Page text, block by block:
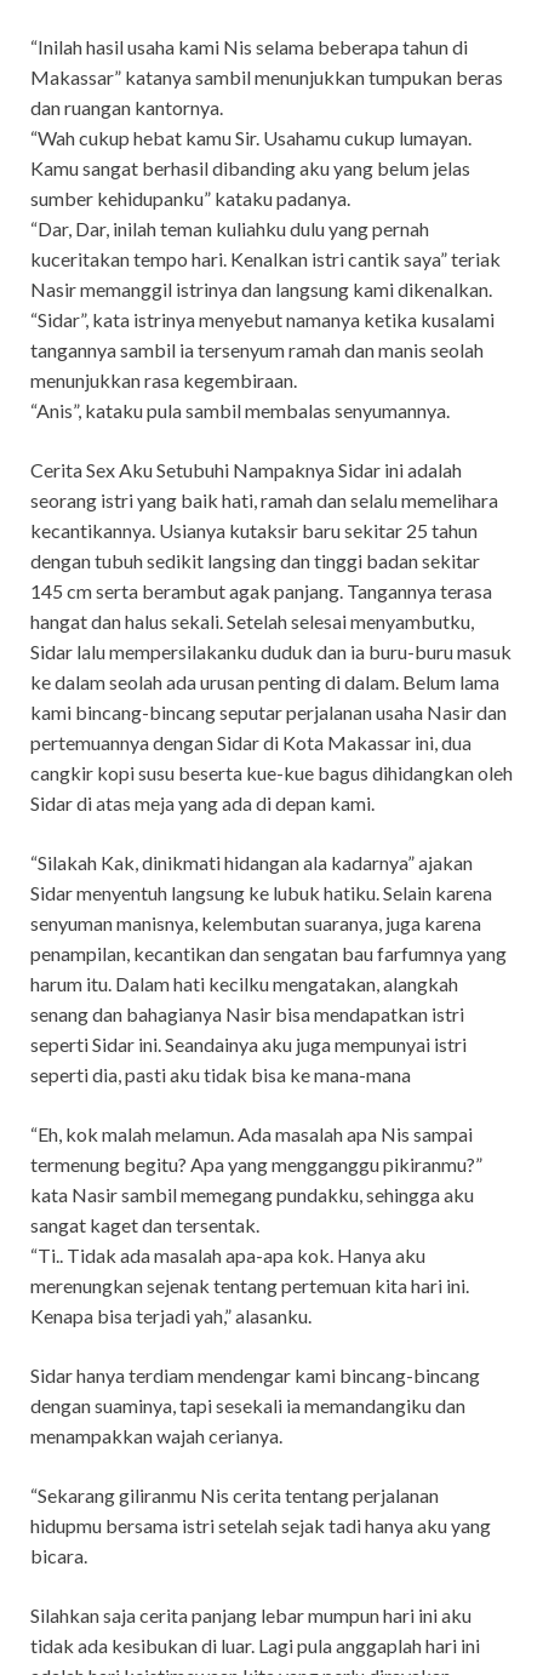
“Inilah hasil usaha kami Nis selama beberapa tahun di
Makassar” katanya sambil menunjukkan tumpukan beras
dan ruangan kantornya.
“Wah cukup hebat kamu Sir. Usahamu cukup lumayan.
Kamu sangat berhasil dibanding aku yang belum jelas
sumber kehidupanku” kataku padanya.
“Dar, Dar, inilah teman kuliahku dulu yang pernah
kuceritakan tempo hari. Kenalkan istri cantik saya” teriak
Nasir memanggil istrinya dan langsung kami dikenalkan.
“Sidar”, kata istrinya menyebut namanya ketika kusalami
tangannya sambil ia tersenyum ramah dan manis seolah
menunjukkan rasa kegembiraan.
“Anis”, kataku pula sambil membalas senyumannya.
Cerita Sex Aku Setubuhi Nampaknya Sidar ini adalah
seorang istri yang baik hati, ramah dan selalu memelihara
kecantikannya. Usianya kutaksir baru sekitar 25 tahun
dengan tubuh sedikit langsing dan tinggi badan sekitar
145 cm serta berambut agak panjang. Tangannya terasa
hangat dan halus sekali. Setelah selesai menyambutku,
Sidar lalu mempersilakanku duduk dan ia buru-buru masuk
ke dalam seolah ada urusan penting di dalam. Belum lama
kami bincang-bincang seputar perjalanan usaha Nasir dan
pertemuannya dengan Sidar di Kota Makassar ini, dua
cangkir kopi susu beserta kue-kue bagus dihidangkan oleh
Sidar di atas meja yang ada di depan kami.
“Silakah Kak, dinikmati hidangan ala kadarnya” ajakan
Sidar menyentuh langsung ke lubuk hatiku. Selain karena
senyuman manisnya, kelembutan suaranya, juga karena
penampilan, kecantikan dan sengatan bau farfumnya yang
harum itu. Dalam hati kecilku mengatakan, alangkah
senang dan bahagianya Nasir bisa mendapatkan istri
seperti Sidar ini. Seandainya aku juga mempunyai istri
seperti dia, pasti aku tidak bisa ke mana-mana
“Eh, kok malah melamun. Ada masalah apa Nis sampai
termenung begitu? Apa yang mengganggu pikiranmu?”
kata Nasir sambil memegang pundakku, sehingga aku
sangat kaget dan tersentak.
“Ti.. Tidak ada masalah apa-apa kok. Hanya aku
merenungkan sejenak tentang pertemuan kita hari ini.
Kenapa bisa terjadi yah,” alasanku.
Sidar hanya terdiam mendengar kami bincang-bincang
dengan suaminya, tapi sesekali ia memandangiku dan
menampakkan wajah cerianya.
“Sekarang giliranmu Nis cerita tentang perjalanan
hidupmu bersama istri setelah sejak tadi hanya aku yang
bicara.
Silahkan saja cerita panjang lebar mumpun hari ini aku
tidak ada kesibukan di luar. Lagi pula anggaplah hari ini